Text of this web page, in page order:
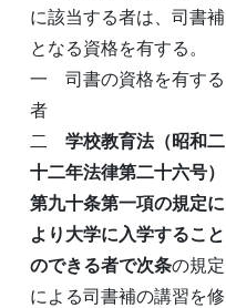
に該当する者は、司書補
となる資格を有する。
一 司書の資格を有する
者
二 学校教育法（昭和二
十二年法律第二十六号）
第九十条第一項の規定に
より大学に入学すること
のできる者で次条の規定
による司書補の講習を修